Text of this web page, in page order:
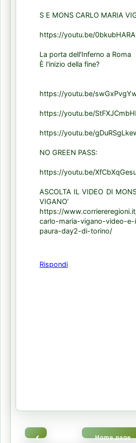
S E MONS CARLO MARIA
https://youtu.be/
La porta dell'Inferno a Roma
È l'inizio della fine?
https://youtu.be/
https://youtu.be/
https://youtu.be/
NO GREEN PASS:
https://youtu.be/
ASCOLTA IL VIDEO DI
VIGANO’
https://
carlo-maria-vigano-video-
paura-day2-di-torino/
Rispondi
‹ Home page